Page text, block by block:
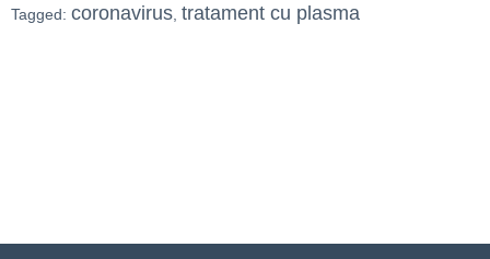
Tagged: coronavirus tratament cu plasma